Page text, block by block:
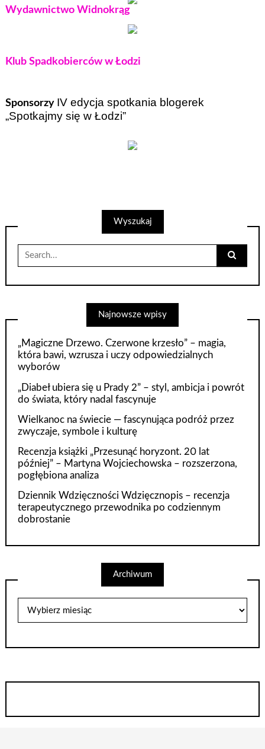
Wydawnictwo Widnokrąg
Klub Spadkobierców w Łodzi
Sponsorzy IV edycja spotkania blogerek
„Spotkajmy się w Łodzi”
Wyszukaj
Search
for:
Najnowsze wpisy
„Magiczne Drzewo. Czerwone krzesło” – magia,
która bawi, wzrusza i uczy odpowiedzialnych
wyborów
„Diabeł ubiera się u Prady 2” – styl, ambicja i powrót
do świata, który nadal fascynuje
Wielkanoc na świecie — fascynująca podróż przez
zwyczaje, symbole i kulturę
Recenzja książki „Przesunąć horyzont. 20 lat
później” – Martyna Wojciechowska – rozszerzona,
pogłębiona analiza
Dziennik Wdzięczności Wdzięcznopis – recenzja
terapeutycznego przewodnika po codziennym
dobrostanie
Archiwum